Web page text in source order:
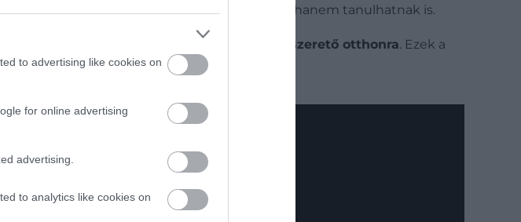
to advertising like cookies on
for online advertising
advertising.
to analytics like cookies on
így a családok nemcsak kikapcsolódhatnak, hanem tanulhatnak is.
évben 175 kutya és 168 macska talált új, szerető otthonra. Ezek a
valódi változást hozhat.